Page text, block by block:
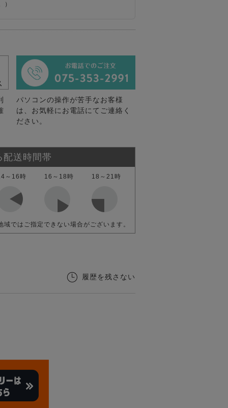
）
パソコンの操作が苦手なお客様
は、お気軽にお電話にてご連絡く
ださい。
配送時間帯
～16時 16～18時 18～21時
域ではご指定できない場合がございます。
履歴を残さない